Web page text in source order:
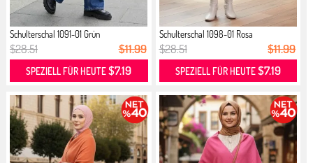
Schulterschal 1091-01 Grün
$28.51 $11.99
SPEZIELL FÜR HEUTE$7.19
Schulterschal 1098-01 Rosa
$28.51 $11.99
SPEZIELL FÜR HEUTE$7.19